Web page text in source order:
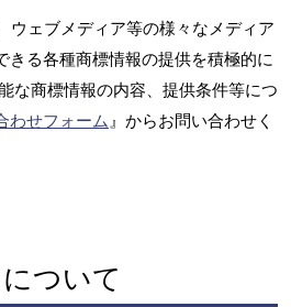
ウェブメディア等の様々なメディア
きる各種商標情報の提供を積極的に
な商標情報の内容、提供条件等につ
わせフォーム』からお問い合わせく
ついて